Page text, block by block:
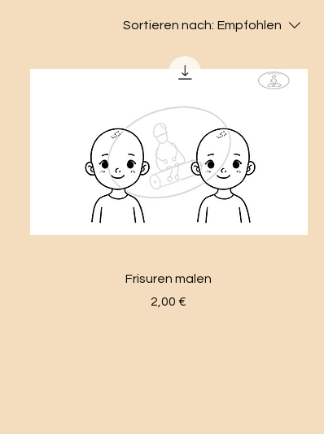
Sortieren nach: Empfohlen
Frisuren malen
Preis
2,00 €